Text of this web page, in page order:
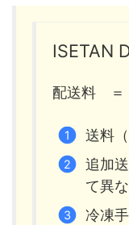
ISETAN
配送料
送料
追加
て異な
冷凍